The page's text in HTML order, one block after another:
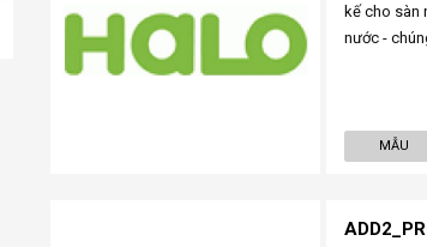
kế cho sàn
nước -
MẪU